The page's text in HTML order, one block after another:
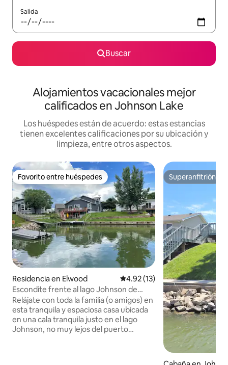
Salida
Buscar
Alojamientos vacacionales mejor
calificados en Johnson Lake
Los huéspedes están de acuerdo: estas estancias
tienen excelentes calificaciones por su ubicación y
limpieza, entre otros aspectos.
Favorito entre huéspedes
Favorito entre huéspedes
Residencia en Elwood Calificación promedio: 4.92 de
4.92 (13)
Escondite frente al lago Johnson de
4 habitaciones de Mama Jen
Relájate con toda la familia (o amigos) en
esta tranquila y espaciosa casa ubicada
en una cala tranquila justo en el lago
Johnson, no muy lejos del puerto
Superanfitrión
Superanfitrión